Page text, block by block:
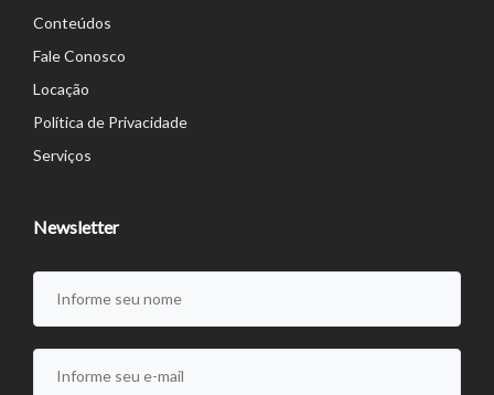
Conteúdos
Fale Conosco
Locação
Política de Privacidade
Serviços
Newsletter